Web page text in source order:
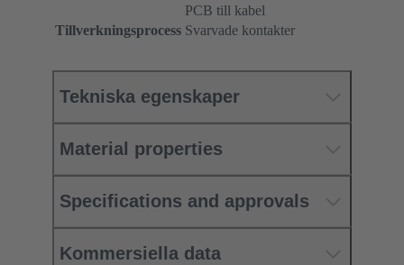
PCB till kabel
Tillverkningsprocess Svarvade kontakter
Tekniska egenskaper
Material properties
Specifications and approvals
Kommersiella data